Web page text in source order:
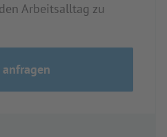
Arbeitsalltag zu
anfragen